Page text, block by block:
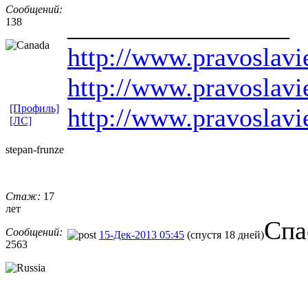
Сообщений:
138
http://
http://
http://
[Профиль]
[ЛС]
stepan-frunz​e
Стаж: 17
лет
Сообщений:
2563
15-Дек-2013 05:45 (спустя 18 дней)